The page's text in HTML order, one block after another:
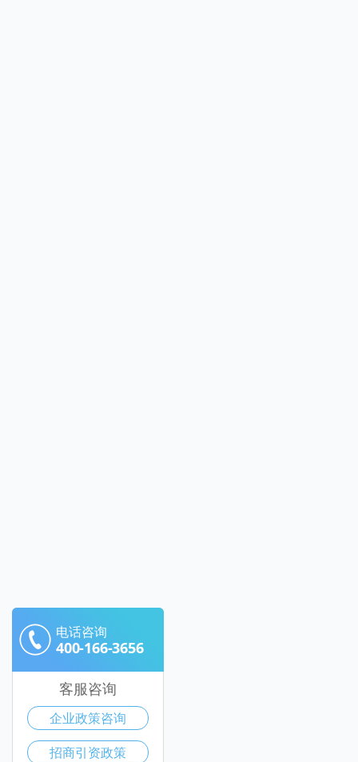
电话咨询
400-166-3656
客服咨询
企业政策咨询
招商引资政策